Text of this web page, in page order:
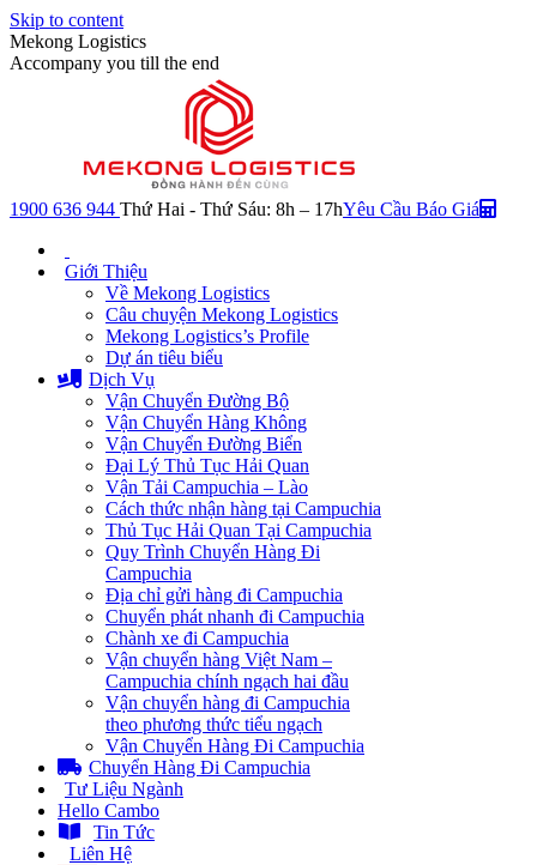
Skip to content
Mekong Logistics
Accompany you till the end
1900 636 944 Thứ Hai - Thứ Sáu: 8h – 17hYêu Cầu Báo Giá
Giới Thiệu
Về Mekong Logistics
Câu chuyện Mekong Logistics
Mekong Logistics’s Profile
Dự án tiêu biểu
Dịch Vụ
Vận Chuyển Đường Bộ
Vận Chuyển Hàng Không
Vận Chuyển Đường Biển
Đại Lý Thủ Tục Hải Quan
Vận Tải Campuchia – Lào
Cách thức nhận hàng tại Campuchia
Thủ Tục Hải Quan Tại Campuchia
Quy Trình Chuyển Hàng Đi
Campuchia
Địa chỉ gửi hàng đi Campuchia
Chuyển phát nhanh đi Campuchia
Chành xe đi Campuchia
Vận chuyển hàng Việt Nam –
Campuchia chính ngạch hai đầu
Vận chuyển hàng đi Campuchia
theo phương thức tiểu ngạch
Vận Chuyển Hàng Đi Campuchia
Chuyển Hàng Đi Campuchia
Tư Liệu Ngành
Hello Cambo
Tin Tức
Liên Hệ